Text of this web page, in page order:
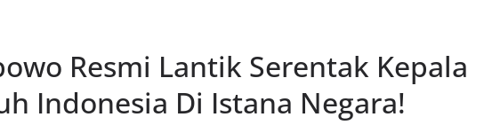
Resmi Lantik Serentak Kepala
Indonesia Di Istana Negara!